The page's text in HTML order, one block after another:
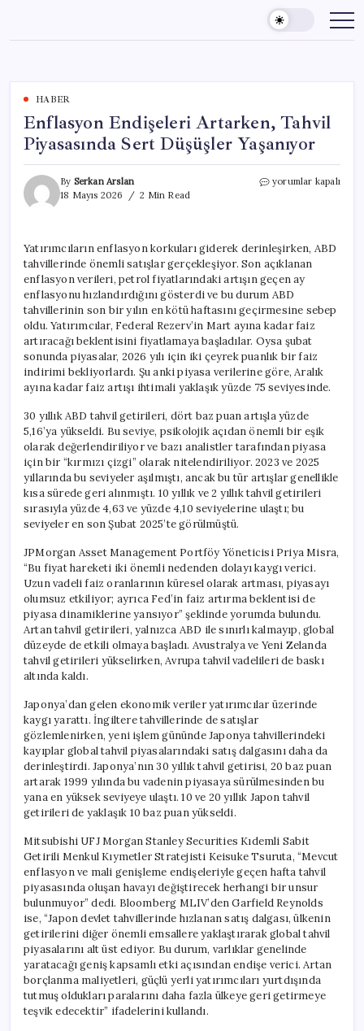
content
HABER
Enflasyon Endişeleri Artarken, Tahvil
Piyasasında Sert Düşüşler Yaşanıyor
By Serkan Arslan
18 Mayıs 2026
2 Min Read
Enflasyon
Sert
Düşüşler
Yaşanıyor
için
yorumlar kapalı
Yatırımcıların enflasyon korkuları giderek derinleşirken, ABD
tahvillerinde önemli satışlar gerçekleşiyor. Son açıklanan
enflasyon verileri, petrol fiyatlarındaki artışın geçen ay
enflasyonu hızlandırdığını gösterdi ve bu durum ABD
tahvillerinin son bir yılın en kötü haftasını geçirmesine sebep
oldu. Yatırımcılar, Federal Rezerv’in Mart ayına kadar faiz
artıracağı beklentisini fiyatlamaya başladılar. Oysa şubat
sonunda piyasalar, 2026 yılı için iki çeyrek puanlık bir faiz
indirimi bekliyorlardı. Şu anki piyasa verilerine göre, Aralık
ayına kadar faiz artışı ihtimali yaklaşık yüzde 75 seviyesinde.
30 yıllık ABD tahvil getirileri, dört baz puan artışla yüzde
5,16’ya yükseldi. Bu seviye, psikolojik açıdan önemli bir eşik
olarak değerlendiriliyor ve bazı analistler tarafından piyasa
için bir “kırmızı çizgi” olarak nitelendiriliyor. 2023 ve 2025
yıllarında bu seviyeler aşılmıştı, ancak bu tür artışlar genellikle
kısa sürede geri alınmıştı. 10 yıllık ve 2 yıllık tahvil getirileri
sırasıyla yüzde 4,63 ve yüzde 4,10 seviyelerine ulaştı; bu
seviyeler en son Şubat 2025’te görülmüştü.
JPMorgan Asset Management Portföy Yöneticisi Priya Misra,
“Bu fiyat hareketi iki önemli nedenden dolayı kaygı verici.
Uzun vadeli faiz oranlarının küresel olarak artması, piyasayı
olumsuz etkiliyor; ayrıca Fed’in faiz artırma beklentisi de
piyasa dinamiklerine yansıyor” şeklinde yorumda bulundu.
Artan tahvil getirileri, yalnızca ABD ile sınırlı kalmayıp, global
düzeyde de etkili olmaya başladı. Avustralya ve Yeni Zelanda
tahvil getirileri yükselirken, Avrupa tahvil vadelileri de baskı
altında kaldı.
Japonya’dan gelen ekonomik veriler yatırımcılar üzerinde
kaygı yarattı. İngiltere tahvillerinde de satışlar
gözlemlenirken, yeni işlem gününde Japonya tahvillerindeki
kayıplar global tahvil piyasalarındaki satış dalgasını daha da
derinleştirdi. Japonya’nın 30 yıllık tahvil getirisi, 20 baz puan
artarak 1999 yılında bu vadenin piyasaya sürülmesinden bu
yana en yüksek seviyeye ulaştı. 10 ve 20 yıllık Japon tahvil
getirileri de yaklaşık 10 baz puan yükseldi.
Mitsubishi UFJ Morgan Stanley Securities Kıdemli Sabit
Getirili Menkul Kıymetler Stratejisti Keisuke Tsuruta, “Mevcut
enflasyon ve mali genişleme endişeleriyle geçen hafta tahvil
piyasasında oluşan havayı değiştirecek herhangi bir unsur
bulunmuyor” dedi. Bloomberg MLIV’den Garfield Reynolds
ise, “Japon devlet tahvillerinde hızlanan satış dalgası, ülkenin
getirilerini diğer önemli emsallere yaklaştırarak global tahvil
piyasalarını alt üst ediyor. Bu durum, varlıklar genelinde
yaratacağı geniş kapsamlı etki açısından endişe verici. Artan
borçlanma maliyetleri, güçlü yerli yatırımcıları yurtdışında
tutmuş oldukları paralarını daha fazla ülkeye geri getirmeye
teşvik edecektir” ifadelerini kullandı.